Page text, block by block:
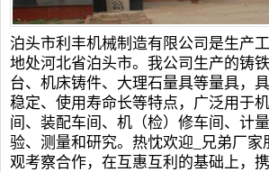
泊头市利丰机械制造有限公司是生产
地处河北省泊头市。我公司生产的铸
台、 机床铸件、 大理石量具等量具，
稳定、使用寿命长等特点，广泛用于
间、装配车间、机（检）修车间、计
验、测量和研究。热忱欢迎_兄弟厂家
观考察合作，在互惠互利的基础上，